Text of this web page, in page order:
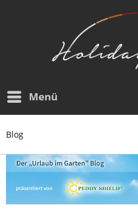
Menü
Blog